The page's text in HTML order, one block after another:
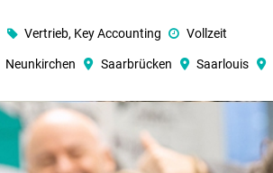
Neunkirchen Saarbrücken Saarlouis
Vertrieb, Key Accounting Vollzeit